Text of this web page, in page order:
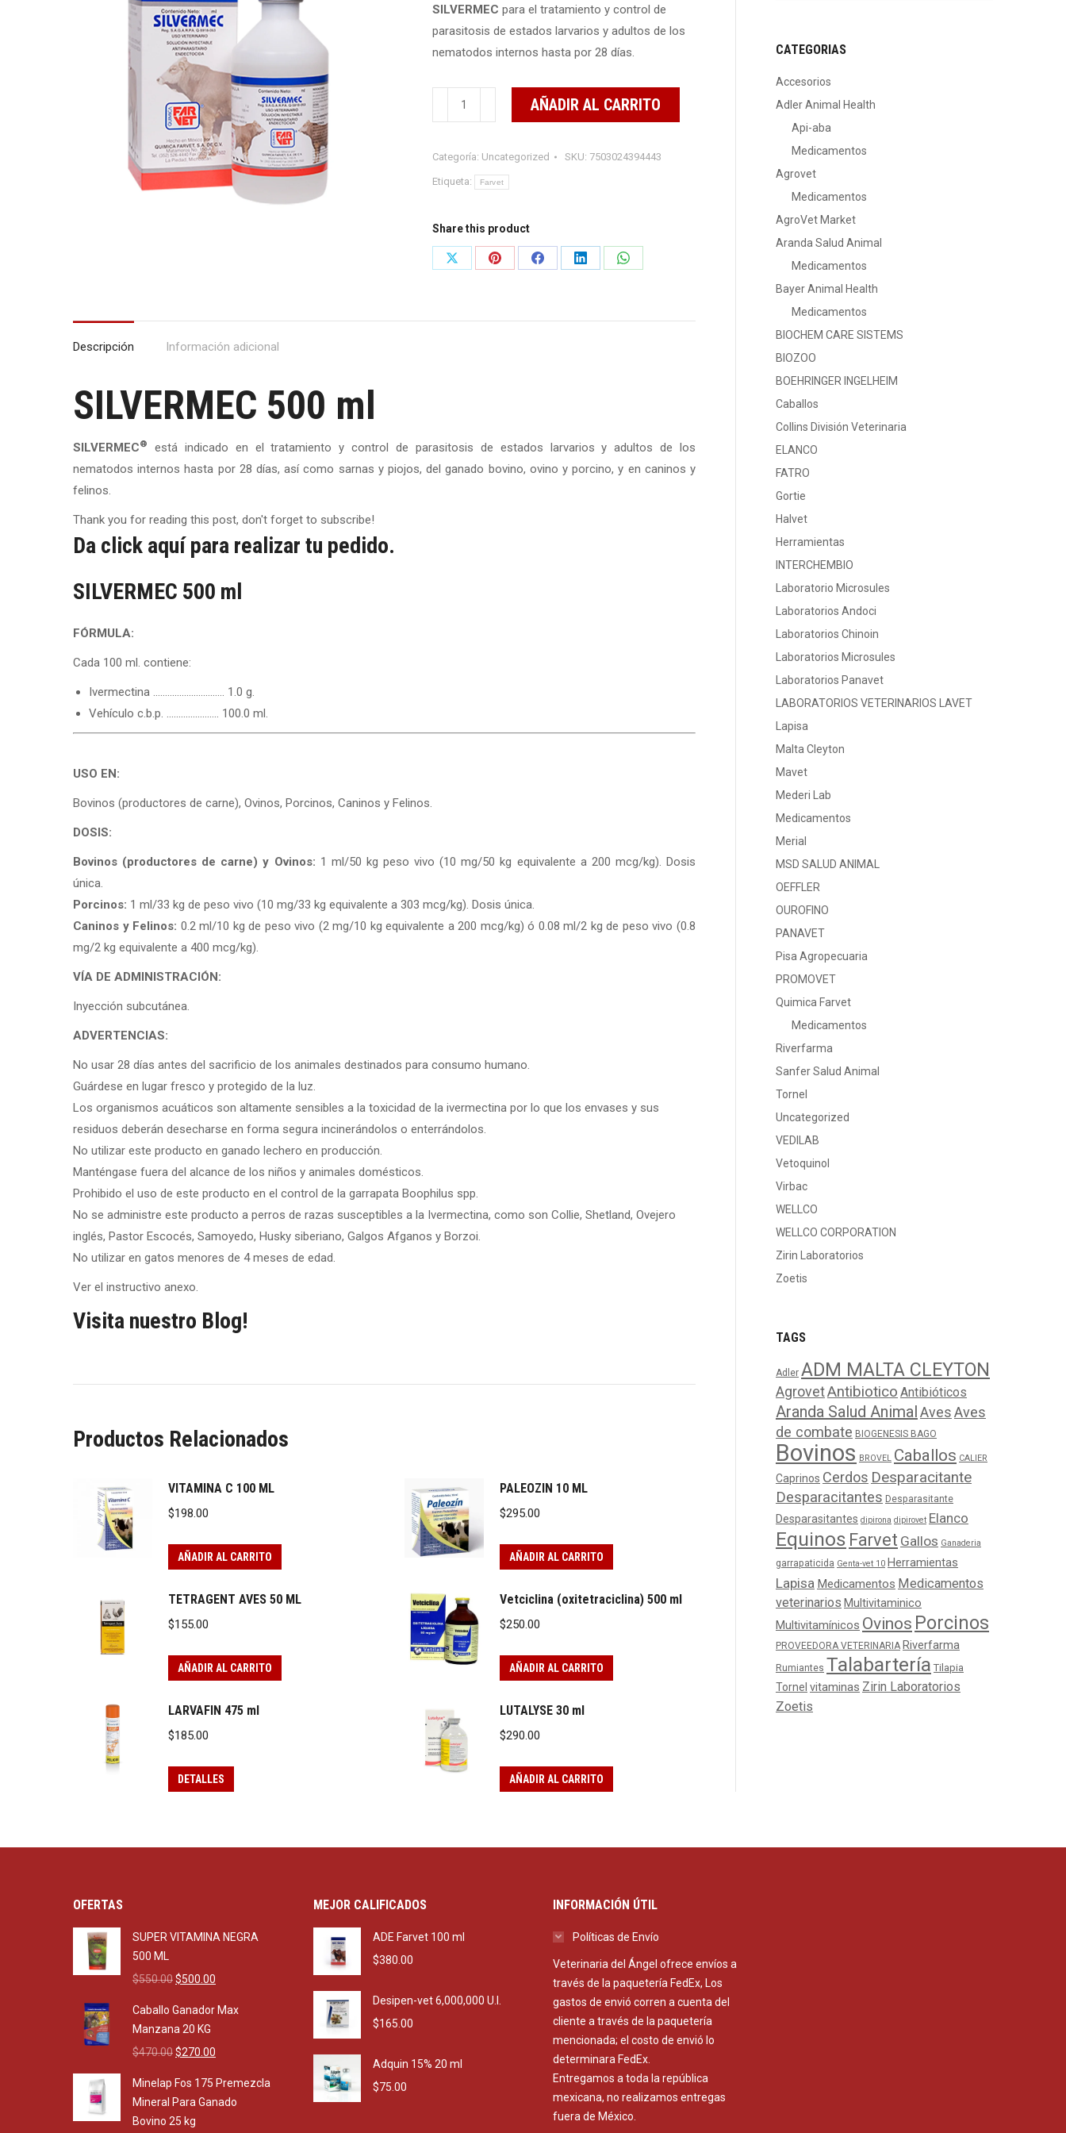
SILVERMEC para el tratamiento y control de
parasitosis de estados larvarios y adultos de los
nematodos internos hasta por 28 días.
SILVERMEC
500
cantidad
AÑADIR AL CARRITO
Categoría: Uncategorized SKU: 7503024394443
Etiqueta: Farvet
Share this product
Share
Share
Share
Share
Share
Descripción Información adicional
SILVERMEC 500 ml
SILVERMEC®
está indicado en el tratamiento y control de parasitosis de estados larvarios y adultos de los
nematodos internos hasta por 28 días, así como sarnas y piojos, del ganado bovino, ovino y porcino, y en caninos y
felinos.
Thank you for reading this post, don't forget to subscribe!
Da click aquí para realizar tu pedido.
SILVERMEC 500 ml
FÓRMULA:
Cada 100 ml. contiene:
Ivermectina ………………………… 1.0 g.
Vehículo c.b.p. …………………. 100.0 ml.
USO EN:
Bovinos (productores de carne), Ovinos, Porcinos, Caninos y Felinos.
DOSIS:
Bovinos (productores de carne) y Ovinos: 1 ml/50 kg peso vivo (10 mg/50 kg equivalente a 200 mcg/kg). Dosis
única.
Porcinos: 1 ml/33 kg de peso vivo (10 mg/33 kg equivalente a 303 mcg/kg). Dosis única.
Caninos y Felinos: 0.2 ml/10 kg de peso vivo (2 mg/10 kg equivalente a 200 mcg/kg) ó 0.08 ml/2 kg de peso vivo (0.8
mg/2 kg equivalente a 400 mcg/kg).
VÍA DE ADMINISTRACIÓN:
Inyección subcutánea.
ADVERTENCIAS:
No usar 28 días antes del sacrificio de los animales destinados para consumo humano.
Guárdese en lugar fresco y protegido de la luz.
Los organismos acuáticos son altamente sensibles a la toxicidad de la ivermectina por lo que los envases y sus
residuos deberán desecharse en forma segura incinerándolos o enterrándolos.
No utilizar este producto en ganado lechero en producción.
Manténgase fuera del alcance de los niños y animales domésticos.
Prohibido el uso de este producto en el control de la garrapata Boophilus spp.
No se administre este producto a perros de razas susceptibles a la Ivermectina, como son Collie, Shetland, Ovejero
inglés, Pastor Escocés, Samoyedo, Husky siberiano, Galgos Afganos y Borzoi.
No utilizar en gatos menores de 4 meses de edad.
Ver el instructivo anexo.
Visita nuestro Blog!
Productos Relacionados
VITAMINA C 100 ML
$198.00
AÑADIR AL CARRITO
PALEOZIN 10 ML
$295.00
AÑADIR AL CARRITO
TETRAGENT AVES 50 ML
$155.00
AÑADIR AL CARRITO
Vetciclina (oxitetraciclina) 500 ml
$250.00
AÑADIR AL CARRITO
LARVAFIN 475 ml
$185.00
DETALLES
LUTALYSE 30 ml
$290.00
AÑADIR AL CARRITO
CATEGORIAS
Accesorios
Adler Animal Health
Api-aba
Medicamentos
Agrovet
Medicamentos
AgroVet Market
Aranda Salud Animal
Medicamentos
Bayer Animal Health
Medicamentos
BIOCHEM CARE SISTEMS
BIOZOO
BOEHRINGER INGELHEIM
Caballos
Collins División Veterinaria
ELANCO
FATRO
Gortie
Halvet
Herramientas
INTERCHEMBIO
Laboratorio Microsules
Laboratorios Andoci
Laboratorios Chinoin
Laboratorios Microsules
Laboratorios Panavet
LABORATORIOS VETERINARIOS LAVET
Lapisa
Malta Cleyton
Mavet
Mederi Lab
Medicamentos
Merial
MSD SALUD ANIMAL
OEFFLER
OUROFINO
PANAVET
Pisa Agropecuaria
PROMOVET
Quimica Farvet
Medicamentos
Riverfarma
Sanfer Salud Animal
Tornel
Uncategorized
VEDILAB
Vetoquinol
Virbac
WELLCO
WELLCO CORPORATION
Zirin Laboratorios
Zoetis
TAGS
Adler ADM MALTA CLEYTON
AgrovetAntibiotico Antibióticos
Aranda Salud AnimalAvesAves
de combate BIOGENESIS BAGO
Bovinos BROVEL Caballos CALIER
Caprinos Cerdos Desparacitante
Desparacitantes Desparasitante
Desparasitantes dipirona dipirovet Elanco
Equinos Farvet Gallos Ganaderia
garrapaticida Genta-vet 10 Herramientas
Lapisa Medicamentos Medicamentos
veterinarios Multivitaminico
Multivitamínicos Ovinos Porcinos
PROVEEDORA VETERINARIA Riverfarma
Rumiantes Talabartería Tilapia
Tornel vitaminas Zirin Laboratorios
Zoetis
OFERTAS
SUPER VITAMINA NEGRA
500 ML
$550.00Original
was:
$550.00.
$500.00
is:
Caballo Ganador Max
Manzana 20 KG
$470.00Original
was:
$470.00.
$270.00
is:
$270.00.
Minelap Fos 175 Premezcla
Mineral Para Ganado
Bovino 25 kg
MEJOR CALIFICADOS
ADE Farvet 100 ml
$380.00
Desipen-vet 6,000,000 U.I.
$165.00
Adquin 15% 20 ml
$75.00
INFORMACIÓN ÚTIL
Políticas de Envío
Veterinaria del Ángel ofrece envíos a
través de la paquetería FedEx, Los
gastos de envió corren a cuenta del
cliente a través de la paquetería
mencionada; el costo de envió lo
determinara FedEx.
Entregamos a toda la república
mexicana, no realizamos entregas
fuera de México.